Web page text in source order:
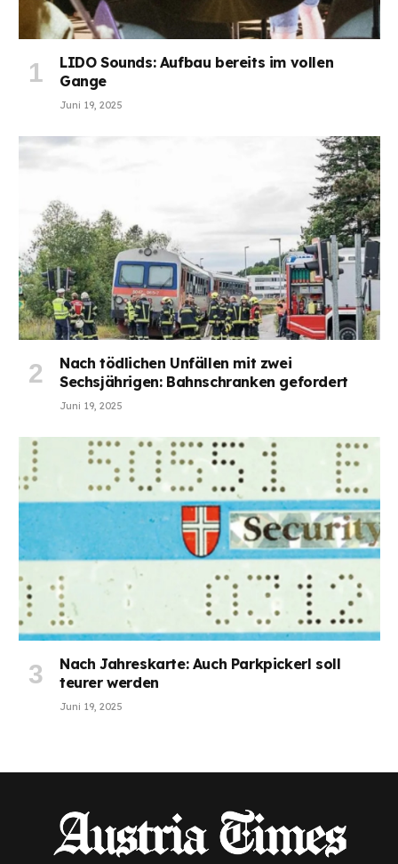
LIDO Sounds: Aufbau bereits im vollen
Gange
Juni 19, 2025
Nach tödlichen Unfällen mit zwei
Sechsjährigen: Bahnschranken gefordert
Juni 19, 2025
Nach Jahreskarte: Auch Parkpickerl soll
teurer werden
Juni 19, 2025